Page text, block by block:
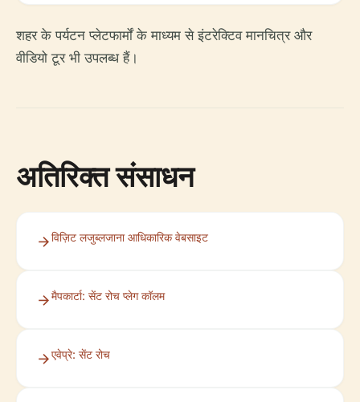
शहर के पर्यटन प्लेटफार्मों के माध्यम से इंटरेक्टिव मानचित्र और
वीडियो टूर भी उपलब्ध हैं।
अतिरिक्त संसाधन
विज़िट लजुब्लजाना आधिकारिक वेबसाइट
मैपकार्टा: सेंट रोच प्लेग कॉलम
एवेप्रे: सेंट रोच